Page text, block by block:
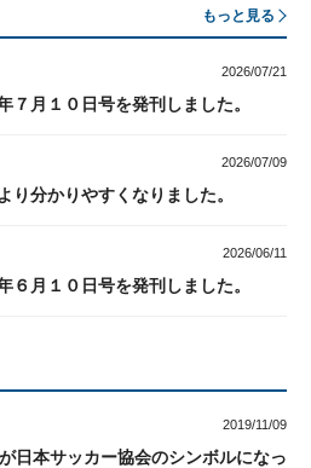
もっと見る
2026/07/21
７月１０日号を発刊しました。
2026/07/09
り分かりやすくなりました。
2026/06/11
６月１０日号を発刊しました。
2019/11/09
日本サッカー協会のシンボルになっ